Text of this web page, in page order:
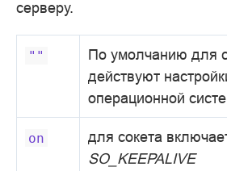
серверу.
""
По умолчанию для
действуют
операционной
on
для сокета
SO_KEEPALIVE